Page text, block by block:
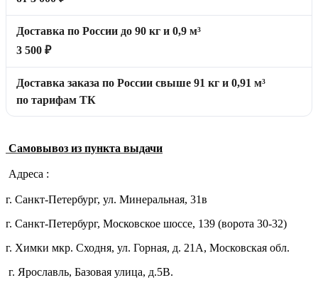
Доставка по России до 90 кг и 0,9 м³
3 500 ₽
Доставка заказа по России свыше 91 кг и 0,91 м³
по тарифам ТК
Самовывоз из пункта выдачи
Адреса :
г. Санкт-Петербург, ул. Минеральная, 31в
г. Санкт-Петербург, Московское шоссе, 139 (ворота 30-32)
г. Химки мкр. Сходня, ул. Горная, д. 21А, Московская обл.
г. Ярославль, Базовая улица, д.5В.